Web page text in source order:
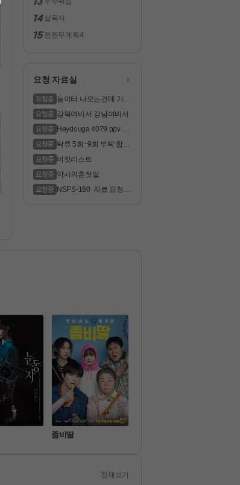
살목지
전현무계획4
요청 자료실
놀이터 나오는건데 가지
강북여비서 강남여비서
Heydouga 4079 ppv 09
탁류 5회~9회 부탁 합니
버킷리스트
약사의혼잣말
NSPS-160  자료 요청
좀비딸
전체보기